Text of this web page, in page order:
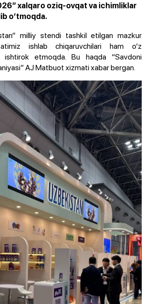
xalqaro oziq-ovqat va ichimliklar
o‘tmoqda.
milliy stendi tashkil etilgan mazkur
ishlab chiqaruvchilari ham o‘z
ishtirok etmoqda. Bu haqda “Savdoni
AJ Matbuot xizmati xabar bergan.